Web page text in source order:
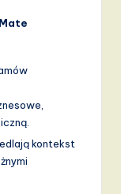
kontekst